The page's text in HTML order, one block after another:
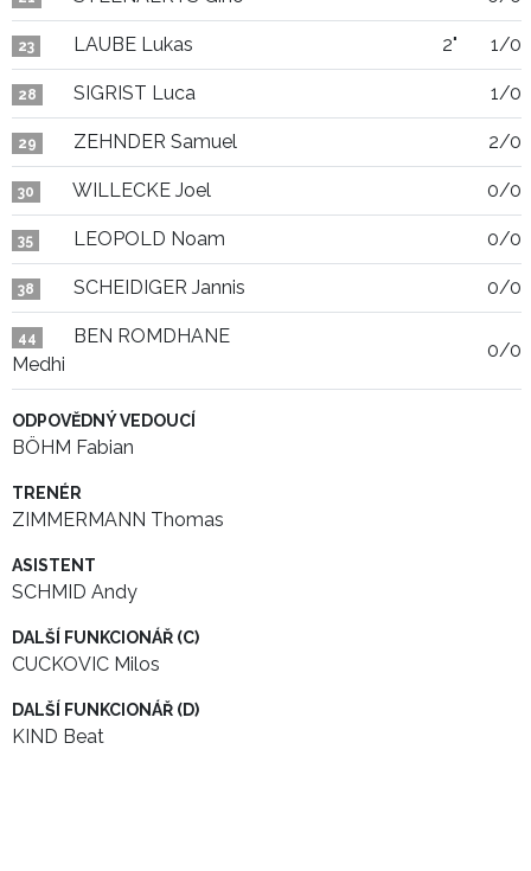
23 LAUBE Lukas 2" 1/0
28 SIGRIST Luca 1/0
29 ZEHNDER Samuel 2/0
30 WILLECKE Joel 0/0
35 LEOPOLD Noam 0/0
38 SCHEIDIGER Jannis 0/0
44
BEN ROMDHANE
Medhi
0/0
ODPOVĚDNÝ VEDOUCÍ
BÖHM Fabian
TRENÉR
ZIMMERMANN Thomas
ASISTENT
SCHMID Andy
DALŠÍ FUNKCIONÁŘ (C)
CUCKOVIC Milos
DALŠÍ FUNKCIONÁŘ (D)
KIND Beat